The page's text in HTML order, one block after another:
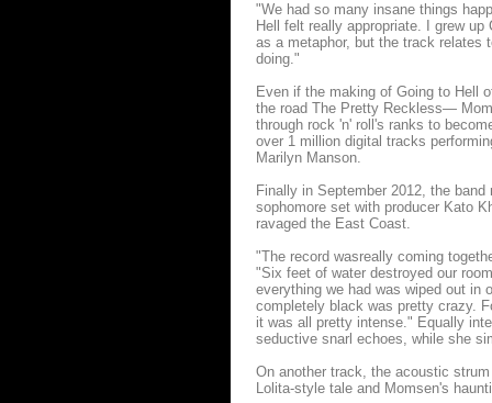
"We had so many insane things
Hell felt really appropriate. I grew
as a metaphor, but the track relates
doing."
Even if the making of Going to Hell
the road The Pretty Reckless—
through rock 'n' roll's ranks to
over 1 million digital tracks
Marilyn Manson.
Finally in September 2012, the
sophomore set with producer Kato
ravaged the East Coast.
"The record wasreally coming
"Six feet of water destroyed our
everything we had was wiped out in
completely black was pretty crazy.
it was all pretty intense." Equally
seductive snarl echoes, while she
On another track, the acoustic
Lolita-style tale and Momsen's